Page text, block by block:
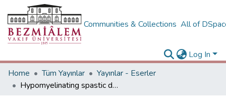
Communities & Collections All of
Log In
Home
Tüm Yayınlar
Yayınlar - Eserler
Hypomyelinating spastic dyskinesia and ichthyosis caused by a homozygous splice site mutation leading to exon skipping in ELOVL1.